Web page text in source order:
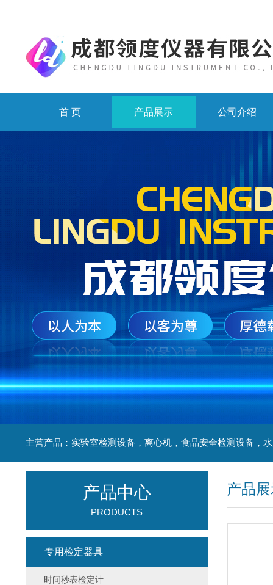
首 页 产品展示 公司介绍
产品
产品中心
PRODUCTS
专用检定器具
时间秒表检定计